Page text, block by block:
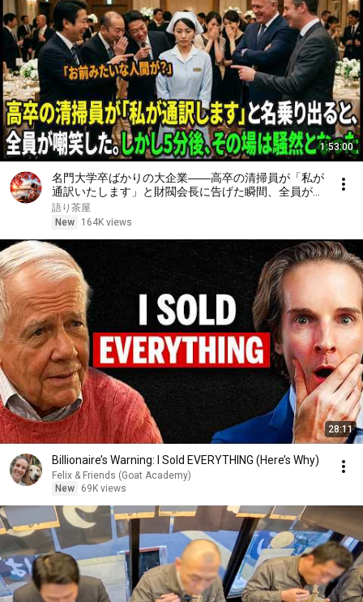
1:53:00
名門大学卒ばかりの大企業――高卒の清掃員が「私が
通訳いたします」と財閥会長に告げた瞬間、全員が嘲
笑した。しかし5分後、その場は静まり返った。#動
エピソード#老後の物語 #家族の物語
語り茶屋
New
164K views
28:11
Billionaire’s Warning: I Sold EVERYTHING (Here’s Why)
Felix & Friends (Goat Academy)
New
69K views